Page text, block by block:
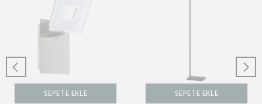
SEPETE EKLE SEPETE EKLE